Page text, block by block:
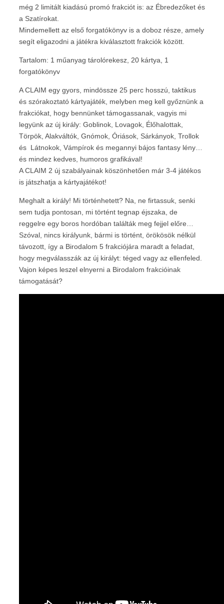
még 2 limitált kiadású promó frakciót is: az Ébredezőket és
a Szatírokat.
Mindemellett az első forgatókönyv is a doboz része, amely
segít eligazodni a játékra kiválasztott frakciók között.
Tartalom: 1 műanyag tárolórekesz, 20 kártya, 1
forgatókönyv
A CLAIM egy gyors, mindössze 25 perc hosszú, taktikus
és szórakoztató kártyajáték, melyben meg kell győznünk a
frakciókat, hogy bennünket támogassanak, vagyis mi
legyünk az új király: Goblinok, Lovagok, Élőhalottak,
Törpök, Alakváltók, Gnómok, Óriások, Sárkányok, Trollok
és Látnokok, Vámpírok és megannyi bájos fantasy lény…
és mindez kedves, humoros grafikával!
A CLAIM 2 új szabályainak köszönhetően már 3-4 játékos
is játszhatja a kártyajátékot!
Meghalt a király! Mi történhetett? Na, ne firtassuk, senki
sem tudja pontosan, mi történt tegnap éjszaka, de
reggelre egy boros hordóban találták meg fejjel előre…
Szóval, nincs királyunk, bármi is történt, örökösök nélkül
távozott, így a Birodalom 5 frakciójára maradt a feladat,
hogy megválasszák az új királyt: téged vagy az ellenfeled.
Vajon képes leszel elnyerni a Birodalom frakcióinak
támogatását?